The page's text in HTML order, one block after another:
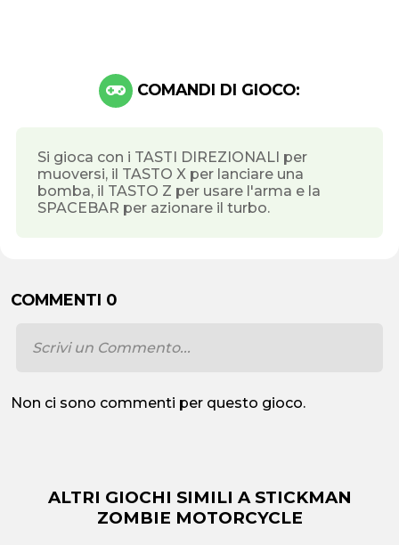
COMANDI DI GIOCO:
Si gioca con i TASTI DIREZIONALI per
muoversi, il TASTO X per lanciare una
bomba, il TASTO Z per usare l'arma e la
SPACEBAR per azionare il turbo.
COMMENTI 0
Non ci sono commenti per questo gioco.
ALTRI GIOCHI SIMILI A STICKMAN
ZOMBIE MOTORCYCLE